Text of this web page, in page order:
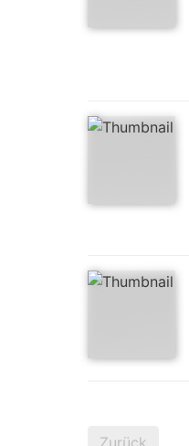
Zurück